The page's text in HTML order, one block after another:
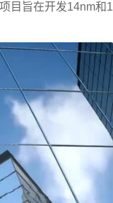
目旨在开发14nm和1